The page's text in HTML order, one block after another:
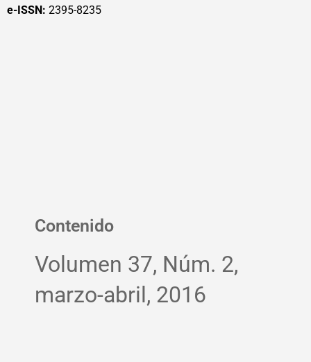
e-ISSN: 2395-8235
Contenido
Volumen 37, Núm. 2,
marzo-abril, 2016